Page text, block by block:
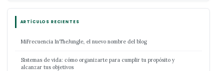
ARTÍCULOS RECIENTES
MiFrecuencia InTheJungle, el nuevo nombre del blog
Sistemas de vida: cómo organizarte para cumplir tu propósito y
alcanzar tus objetivos